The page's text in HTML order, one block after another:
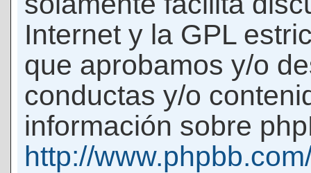
Internet y la GPL
que aprobamos y/o
conductas y/o
información sobre
http://